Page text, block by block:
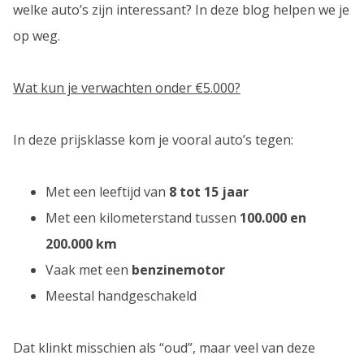
welke auto’s zijn interessant? In deze blog helpen we je
op weg.
Wat kun je verwachten onder €5.000?
In deze prijsklasse kom je vooral auto’s tegen:
Met een leeftijd van 8 tot 15 jaar
Met een kilometerstand tussen 100.000 en
200.000 km
Vaak met een benzinemotor
Meestal handgeschakeld
Dat klinkt misschien als “oud”, maar veel van deze